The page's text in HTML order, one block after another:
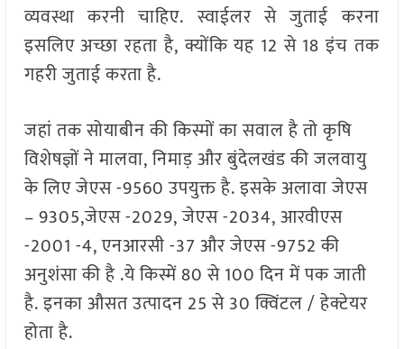
व्यवस्था करनी चाहिए. स्वाईलर से जुताई करना
इसलिए अच्छा रहता है, क्योंकि यह 12 से 18 इंच तक
गहरी जुताई करता है.
जहां तक सोयाबीन की किस्मों का सवाल है तो कृषि
विशेषज्ञों ने मालवा, निमाड़ और बुंदेलखंड की जलवायु
के लिए जेएस -9560 उपयुक्त है. इसके अलावा जेएस
– 9305,जेएस -2029, जेएस -2034, आरवीएस
-2001 -4, एनआरसी -37 और जेएस -9752 की
अनुशंसा की है .ये किस्में 80 से 100 दिन में पक जाती
है. इनका औसत उत्पादन 25 से 30 क्विंटल / हेक्टेयर
होता है.